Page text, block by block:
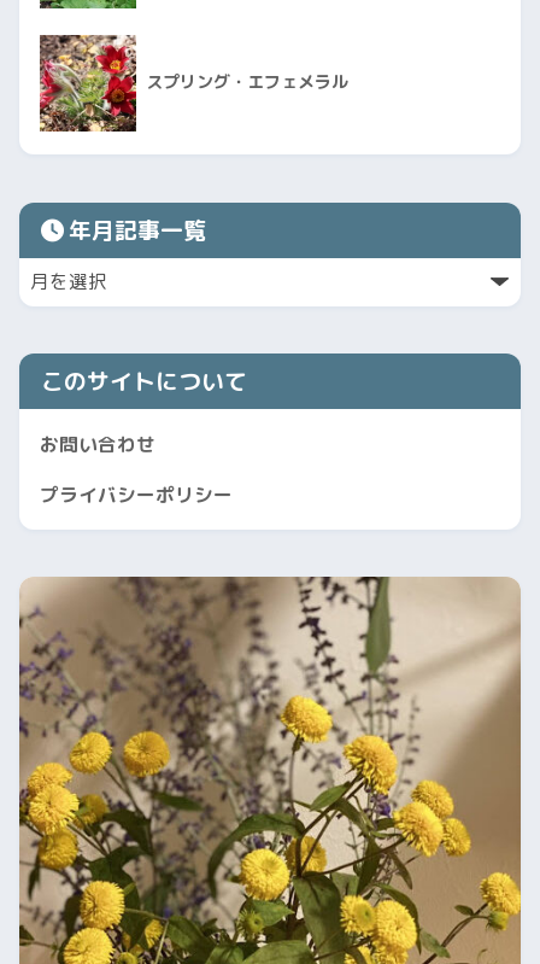
スプリング・エフェメラル
年月記事一覧
このサイトについて
お問い合わせ
プライバシーポリシー